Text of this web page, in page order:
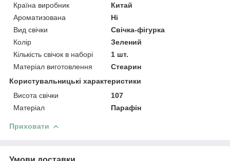
Країна виробник
Китай
Ароматизована
Ні
Вид свічки
Свічка-фігурка
Колір
Зелений
Кількість свічок в наборі
1 шт.
Матеріал виготовлення
Стеарин
Користувальницькі характеристики
Висота свічки
107
Матеріал
Парафін
Приховати